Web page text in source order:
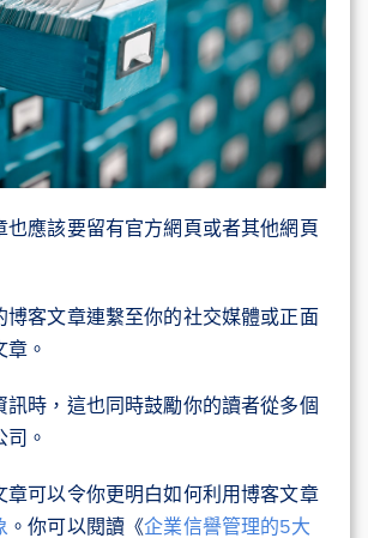
也應該要留有官方網頁或者其他網頁
博客文章連繫至你的社交媒體或正面
。
訊時，這也同時鼓勵你的讀者從多個
。
章可以令你更明白如何利用博客文章
。你可以閱讀《企業信譽管理的5大